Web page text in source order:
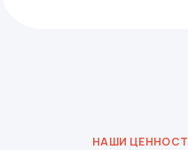
НАШИ